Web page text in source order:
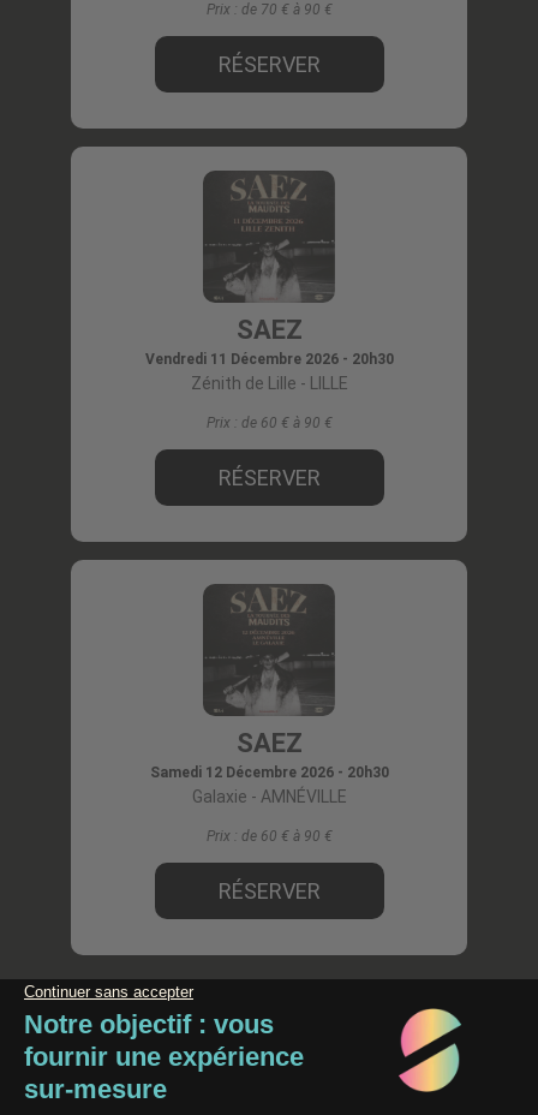
Prix : de 70 € à 90
RÉSERVER
SAEZ
Vendredi 11 Décembre 2026 - 20h30
Zénith de Lille - LILLE
Prix : de 60 € à 90
RÉSERVER
SAEZ
Samedi 12 Décembre 2026 - 20h30
Galaxie - AMNÉVILLE
Prix : de 60 € à 90
RÉSERVER
Paiement 100% Sécurisé